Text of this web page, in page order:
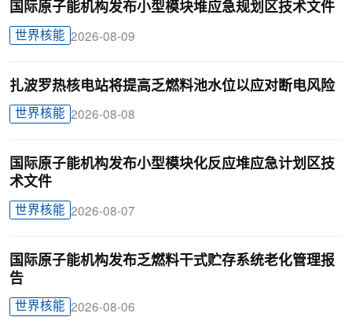
国际原子能机构发布小型模块堆应急规划区技术文件
世界核能 2026-08-09
扎波罗热核电站将提高乏燃料池水位以应对断电风险
世界核能 2026-08-08
国际原子能机构发布小型模块化反应堆应急计划区技
术文件
世界核能 2026-08-07
国际原子能机构发布乏燃料干式贮存系统老化管理报
告
世界核能 2026-08-06